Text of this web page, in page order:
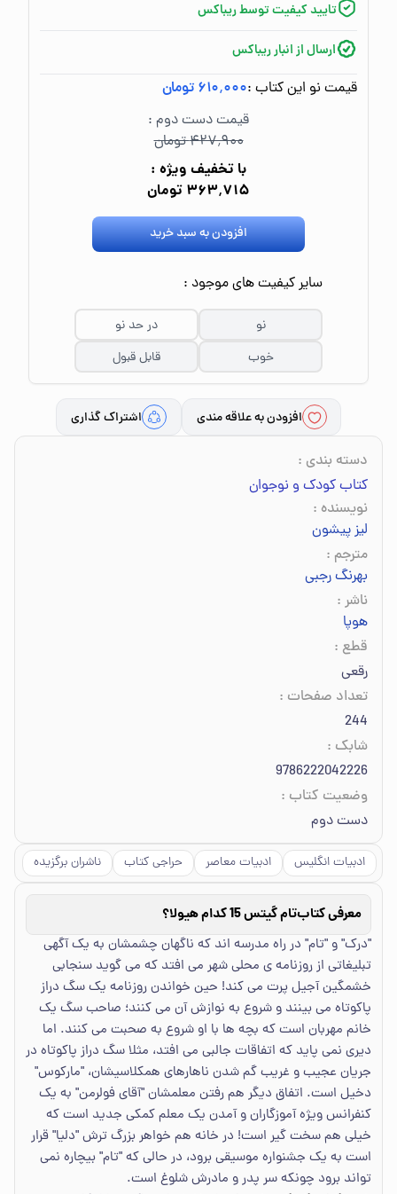
تایید کیفیت توسط ریباکس
ارسال از انبار ریباکس
قیمت نو این کتاب :۶۱۰٬۰۰۰ تومان
قیمت دست دوم :
۴۲۷٬۹۰۰ تومان
با تخفیف ویژه :
۳۶۳٬۷۱۵ تومان
افزودن به سبد خرید
سایر کیفیت های موجود :
نو
در حد نو
خوب
قابل قبول
افزودن به علاقه مندی اشتراک گذاری
دسته بندی :
کتاب کودک و نوجوان
نویسنده :
لیز پیشون
مترجم :
بهرنگ رجبی
ناشر :
هوپا
قطع :
رقعی
تعداد صفحات :
244
شابک :
9786222042226
وضعیت کتاب :
دست دوم
ادبیات انگلیس ادبیات معاصر حراجی کتاب ناشران برگزیده
معرفی کتابتام گیتس 15 کدام هیولا؟
"درک" و "تام" در راه مدرسه اند که ناگهان چشمشان به یک آگهی
تبلیغاتی از روزنامه ی محلی شهر می افتد که می گوید سنجابی
خشمگین آجیل پرت می کند! حین خواندن روزنامه یک سگ دراز
پاکوتاه می بینند و شروع به نوازش آن می کنند؛ صاحب سگ یک
خانم مهربان است که بچه ها با او شروع به صحبت می کنند. اما
دیری نمی پاید که اتفاقات جالبی می افتد، مثلا سگ دراز پاکوتاه در
جریان عجیب و غریب گم شدن ناهارهای همکلاسیشان، "مارکوس"
دخیل است. اتفاق دیگر هم رفتن معلمشان "آقای فولرمن" به یک
کنفرانس ویژه آموزگاران و آمدن یک معلم کمکی جدید است که
خیلی هم سخت گیر است! در خانه هم خواهر بزرگ ترش "دلیا" قرار
است به یک جشنواره موسیقی برود، در حالی که "تام" بیچاره نمی
تواند برود چونکه سر پدر و مادرش شلوغ است.